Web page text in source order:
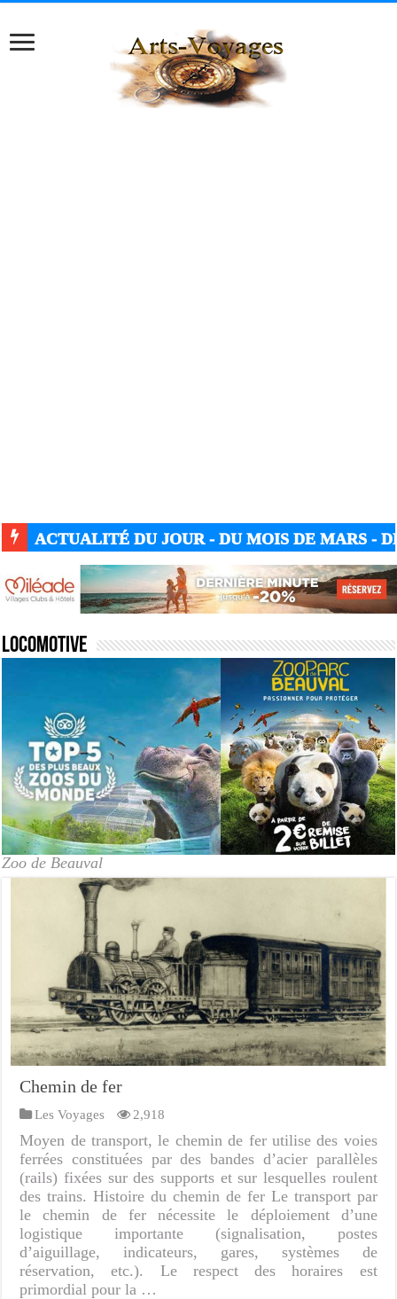
ACTUALITÉ DU JOUR - DU MOIS DE MARS -
Locomotive
Zoo de Beauval
Chemin de fer
Les Voyages 2,918
Moyen de transport, le chemin de fer utilise des voies
ferrées constituées par des bandes d’acier parallèles
(rails) fixées sur des supports et sur lesquelles roulent
des trains. Histoire du chemin de fer Le transport par
le chemin de fer nécessite le déploiement d’une
logistique importante (signalisation, postes
d’aiguillage, indicateurs, gares, systèmes de
réservation, etc.). Le respect des horaires est
primordial pour la …